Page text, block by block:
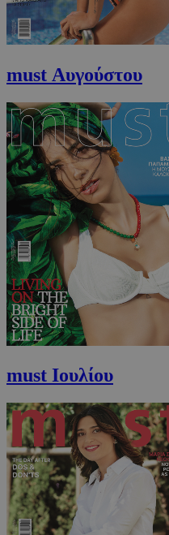
must Αυγούστου
must Ιουλίου